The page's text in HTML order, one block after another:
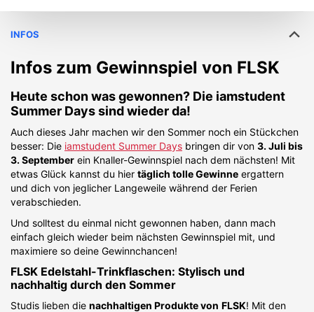
INFOS
Infos zum Gewinnspiel von FLSK
Heute schon was gewonnen? Die iamstudent
Summer Days sind wieder da!
Auch dieses Jahr machen wir den Sommer noch ein Stückchen
besser: Die iamstudent Summer Days bringen dir von 3. Juli bis
3. September ein Knaller-Gewinnspiel nach dem nächsten! Mit
etwas Glück kannst du hier täglich tolle Gewinne ergattern
und dich von jeglicher Langeweile während der Ferien
verabschieden.
Und solltest du einmal nicht gewonnen haben, dann mach
einfach gleich wieder beim nächsten Gewinnspiel mit, und
maximiere so deine Gewinnchancen!
FLSK Edelstahl-Trinkflaschen: Stylisch und
nachhaltig durch den Sommer
Studis lieben die nachhaltigen Produkte von FLSK! Mit den